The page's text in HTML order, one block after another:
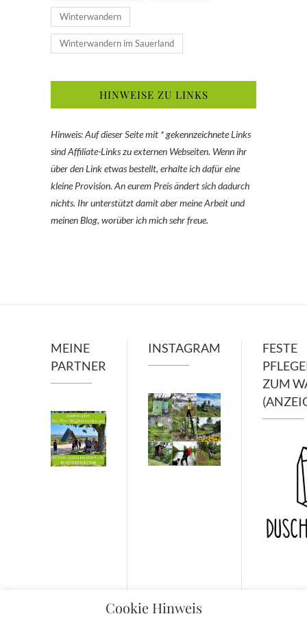
Winterwandern
Winterwandern im Sauerland
HINWEISE ZU LINKS
Hinweis: Auf dieser Seite mit * gekennzeichnete Links
sind Affiliate-Links zu externen Webseiten. Wenn ihr
über den Link etwas bestellt, erhalte ich dafür eine
kleine Provision. An eurem Preis ändert sich dadurch
nichts. Ihr unterstützt damit aber meine Arbeit und
meinen Blog, worüber ich mich sehr freue.
MEINE
PARTNER
INSTAGRAM
FESTE
ZUM
Cookie Hinweis